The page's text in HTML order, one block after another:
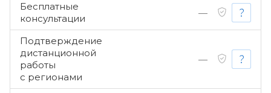
Бесплатные
консультации
—
Подтверждение
дистанционной
работы
с регионами
—